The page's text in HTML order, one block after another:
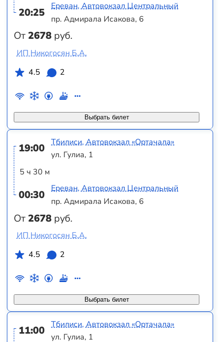
20:25
От2678 руб.
Ереван, Автовокзал Центральный
пр. Адмирала Исакова, 6
Выбрать билет
ИП Никогосян Б.А.
4.5
2
19:00
5 ч 30 м
00:30
От2678 руб.
Тбилиси, Автовокзал «Ортачала»
ул. Гулиа, 1
Ереван, Автовокзал Центральный
пр. Адмирала Исакова, 6
Выбрать билет
ИП Никогосян Б.А.
4.5
2
11:00
Тбилиси, Автовокзал «Ортачала»
ул. Гулиа, 1